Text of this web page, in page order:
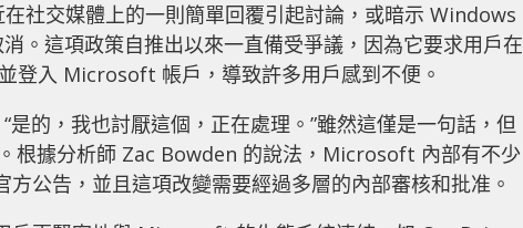
社交媒體上的一則簡單回覆引起討論，或暗示 Windows
。這項政策自推出以來一直備受爭議，因為它要求用戶在
登入 Microsoft 帳戶，導致許多用戶感到不便。
的，我也討厭這個，正在處理。”雖然這僅是一句話，但
根據分析師 Zac Bowden 的說法，Microsoft 內部有不少
公告，並且這項改變需要經過多層的內部審核和批准。